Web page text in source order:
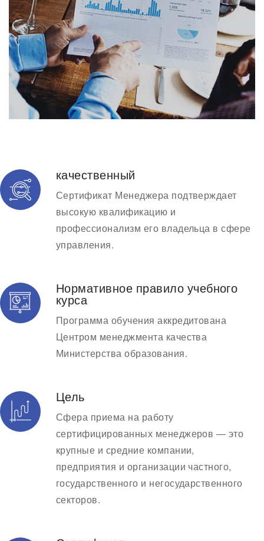
качественный
Сертификат Менеджера подтверждает
высокую квалификацию и
профессионализм его владельца в сфере
управления.
Нормативное правило учебного
курса
Программа обучения аккредитована
Центром менеджмента качества
Министерства образования.
Цель
Сфера приема на работу
сертифицированных менеджеров — это
крупные и средние компании,
предприятия и организации частного,
государственного и негосударственного
секторов.